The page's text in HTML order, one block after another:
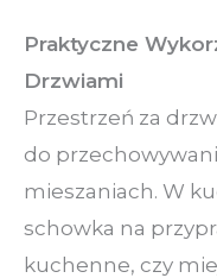
Praktyczne
Drzwiami
Przestrzeń za
do
mieszaniach. W
schowka na
kuchenne, czy